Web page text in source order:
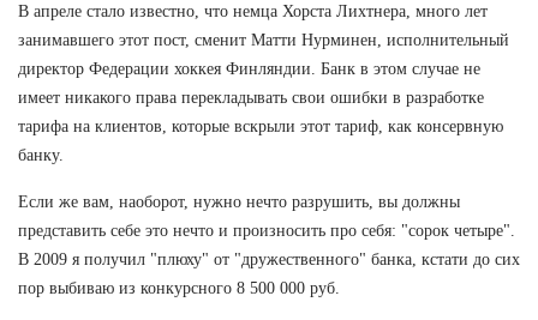
В апреле стало известно, что немца Хорста Лихтнера, много лет
занимавшего этот пост, сменит Матти Нурминен, исполнительный
директор Федерации хоккея Финляндии. Банк в этом случае не
имеет никакого права перекладывать свои ошибки в разработке
тарифа на клиентов, которые вскрыли этот тариф, как консервную
банку.
Если же вам, наоборот, нужно нечто разрушить, вы должны
представить себе это нечто и произносить про себя: "сорок четыре".
В 2009 я получил "плюху" от "дружественного" банка, кстати до сих
пор выбиваю из конкурсного 8 500 000 руб.